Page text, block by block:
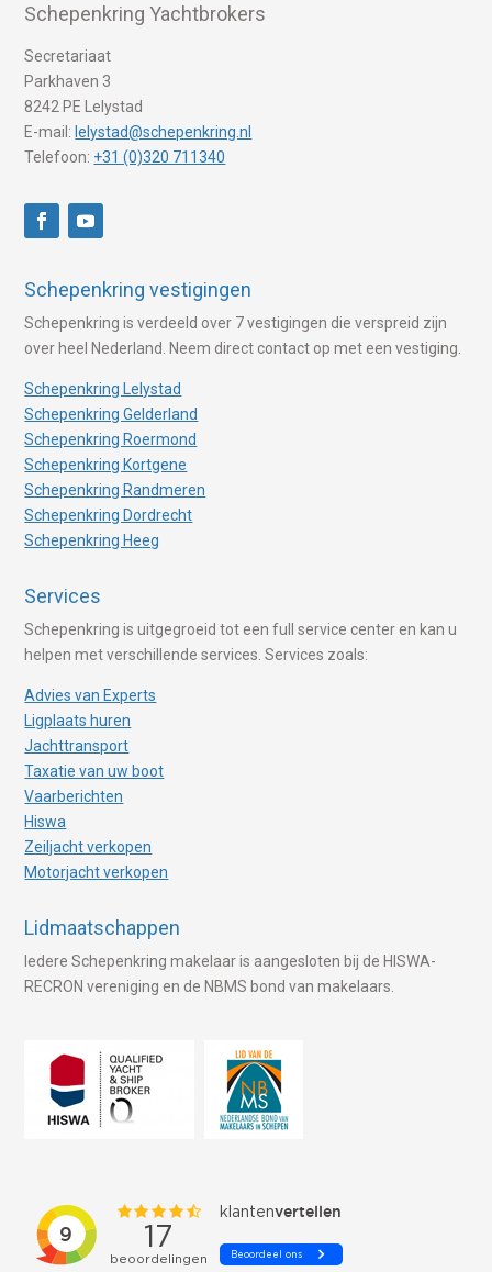
Schepenkring Yachtbrokers
Secretariaat
Parkhaven 3
8242 PE Lelystad
E-mail: lelystad@schepenkring.nl
Telefoon: +31 (0)320 711340
Schepenkring vestigingen
Schepenkring is verdeeld over 7 vestigingen die verspreid zijn
over heel Nederland. Neem direct contact op met een vestiging.
Schepenkring Lelystad
Schepenkring Gelderland
Schepenkring Roermond
Schepenkring Kortgene
Schepenkring Randmeren
Schepenkring Dordrecht
Schepenkring Heeg
Services
Schepenkring is uitgegroeid tot een full service center en kan u
helpen met verschillende services. Services zoals:
Advies van Experts
Ligplaats huren
Jachttransport
Taxatie van uw boot
Vaarberichten
Hiswa
Zeiljacht verkopen
Motorjacht verkopen
Lidmaatschappen
Iedere Schepenkring makelaar is aangesloten bij de HISWA-
RECRON vereniging en de NBMS bond van makelaars.